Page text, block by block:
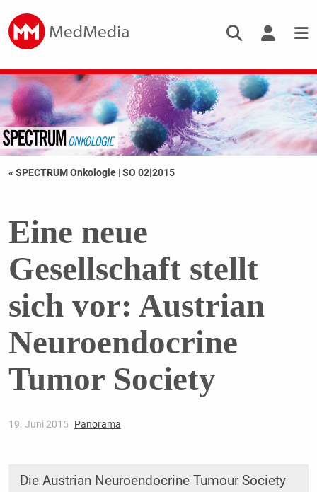
« SPECTRUM Onkologie |SO 02|2015
Eine neue
Gesellschaft stellt
sich vor: Austrian
Neuroendocrine
Tumor Society
19. Juni 2015 Panorama
Die Austrian Neuroendocrine Tumour Society